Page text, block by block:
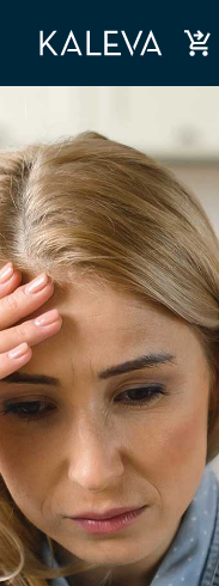
Ost
a
hen
kiva
kuu
tus